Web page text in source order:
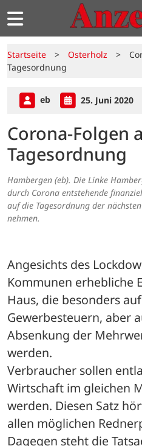
Startseite > Osterholz >
Tagesordnung
eb 25. Juni 2020
Corona-Folgen
Tagesordnung
Hambergen (eb). Die Linke
durch Corona entstehende
auf die Tagesordnung der
nehmen.
Angesichts des
Kommunen erhebliche
Haus, die besonders
Gewerbesteuern, aber
Absenkung der
werden.
Verbraucher sollen
Wirtschaft im gleichen
werden. Diesen Satz
allen möglichen
Dagegen steht die